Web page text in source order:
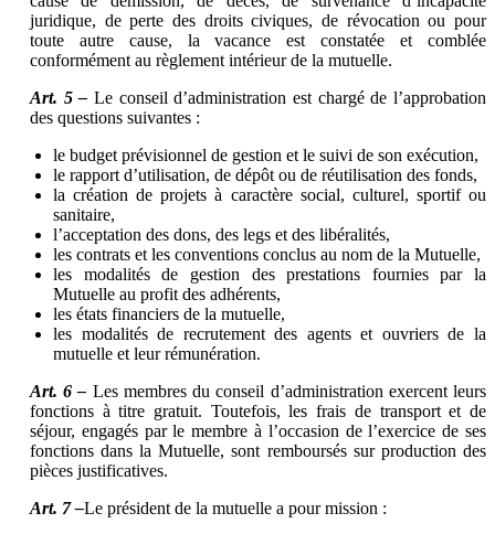
juridique, de perte des droits civiques, de révocation ou pour
toute autre cause, la vacance est constatée et comblée
conformément au règlement intérieur de la mutuelle.
Art. 5 – Le conseil d’administration est chargé de l’approbation
des questions suivantes :
le budget prévisionnel de gestion et le suivi de son exécution,
le rapport d’utilisation, de dépôt ou de réutilisation des fonds,
la création de projets à caractère social, culturel, sportif ou
sanitaire,
l’acceptation des dons, des legs et des libéralités,
les contrats et les conventions conclus au nom de la Mutuelle,
les modalités de gestion des prestations fournies par la
Mutuelle au profit des adhérents,
les états financiers de la mutuelle,
les modalités de recrutement des agents et ouvriers de la
mutuelle et leur rémunération.
Art. 6 – Les membres du conseil d’administration exercent leurs
fonctions à titre gratuit. Toutefois, les frais de transport et de
séjour, engagés par le membre à l’occasion de l’exercice de ses
fonctions dans la Mutuelle, sont remboursés sur production des
pièces justificatives.
Art. 7 –Le président de la mutuelle a pour mission :